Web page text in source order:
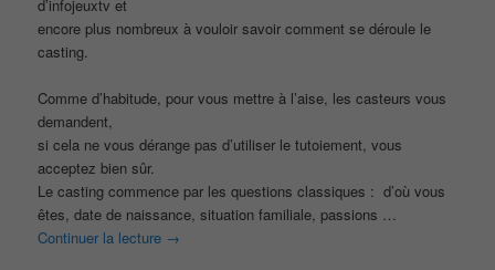
d’infojeuxtv et
encore plus nombreux à vouloir savoir comment se déroule le
casting.
Comme d’habitude, pour vous mettre à l’aise, les casteurs vous
demandent,
si cela ne vous dérange pas d’utiliser le tutoiement, vous
acceptez bien sûr.
Le casting commence par les questions classiques : d’où vous
êtes, date de naissance, situation familiale, passions …
Continuer la lecture →